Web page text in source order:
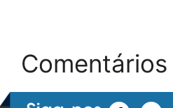
Comentários
Nenhum comentário para